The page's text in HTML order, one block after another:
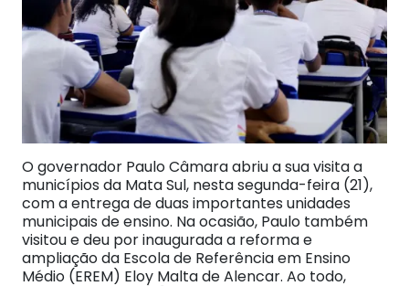
O governador Paulo Câmara abriu a sua visita a
municípios da Mata Sul, nesta segunda-feira (21),
com a entrega de duas importantes unidades
municipais de ensino. Na ocasião, Paulo também
visitou e deu por inaugurada a reforma e
ampliação da Escola de Referência em Ensino
Médio (EREM) Eloy Malta de Alencar. Ao todo,